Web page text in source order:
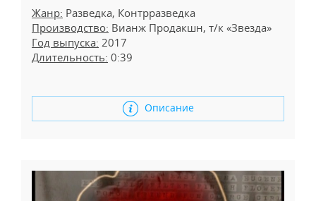
Жанр: Разведка, Контрразведка
Производство: Вианж Продакшн, т/к «Звезда»
Год выпуска: 2017
Длительность: 0:39
Описание